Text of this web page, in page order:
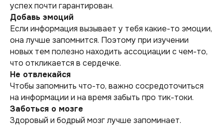
успех почти гарантирован.
Добавь эмоций
Если информация вызывает у тебя какие-то эмоции,
она лучше запомнится. Поэтому при изучении
новых тем полезно находить ассоциации с чем-то,
что откликается в сердечке.
Не отвлекайся
Чтобы запомнить что-то, важно сосредоточиться
на информации и на время забыть про тик-токи.
Заботься о мозге
Здоровый и бодрый мозг лучше запоминает.